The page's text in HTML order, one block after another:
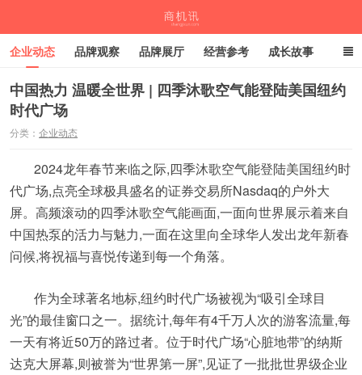
企业动态 品牌观察 品牌展厅 经营参考 成长故事
深度观察 伙伴计划
中国热力 温暖全世界 | 四季沐歌空气能登陆美国纽约
时代广场
分类： 企业动态
2024龙年春节来临之际,四季沐歌空气能登陆美国纽约时
代广场,点亮全球极具盛名的证券交易所Nasdaq的户外大
屏。高频滚动的四季沐歌空气能画面,一面向世界展示着来自
中国热泵的活力与魅力,一面在这里向全球华人发出龙年新春
问候,将祝福与喜悦传递到每一个角落。
作为全球著名地标,纽约时代广场被视为“吸引全球目
光”的最佳窗口之一。据统计,每年有4千万人次的游客流量,每
一天有将近50万的路过者。位于时代广场“心脏地带”的纳斯
达克大屏幕,则被誉为“世界第一屏”,见证了一批批世界级企业